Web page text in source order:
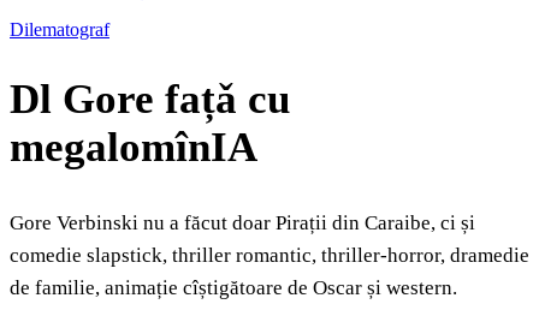
Dilematograf
Dl Gore fațǎ cu
megalomînIA
Gore Verbinski nu a făcut doar Pirații din Caraibe, ci și
comedie slapstick, thriller romantic, thriller-horror, dramedie
de familie, animație cîștigătoare de Oscar și western.